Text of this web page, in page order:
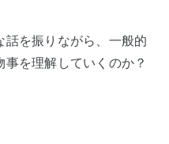
話を振りながら、一般的
を理解していくのか？